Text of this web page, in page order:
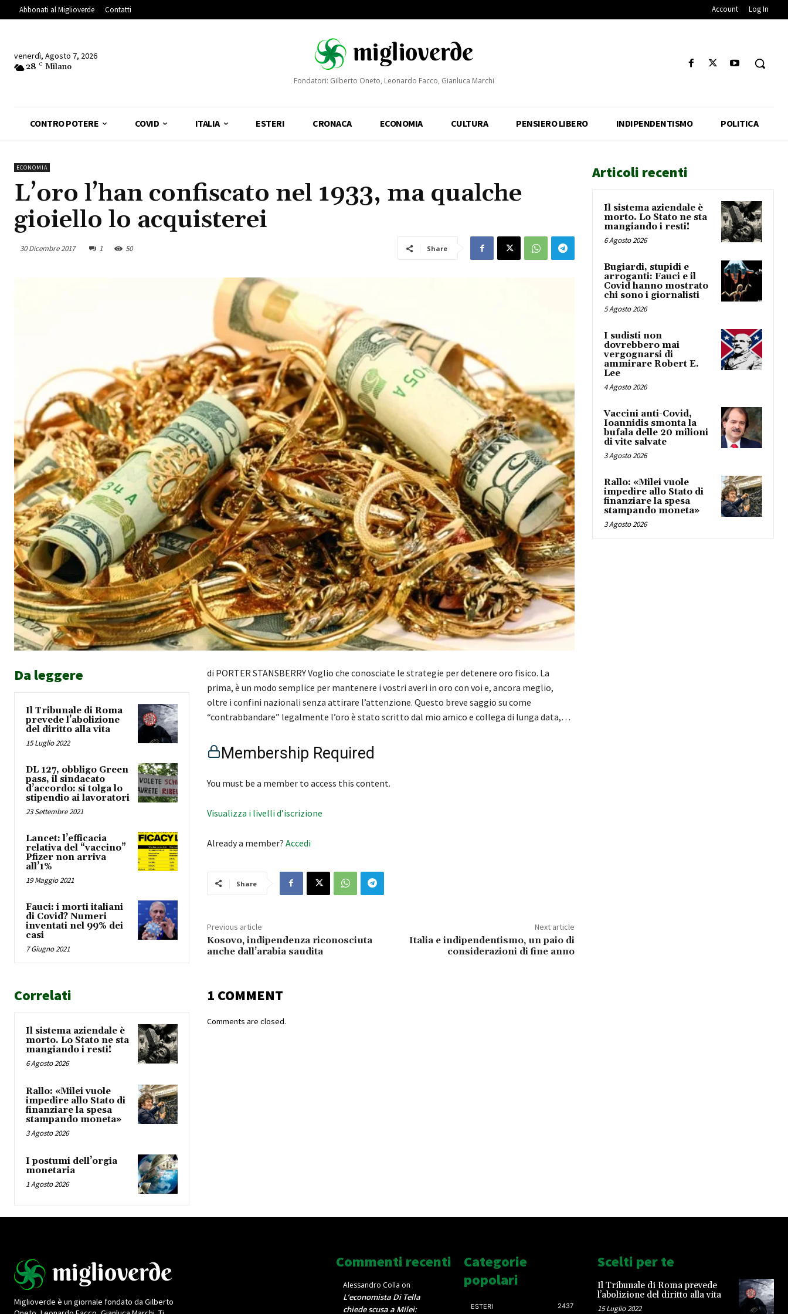
Abbonati al Miglioverde Contatti Account Log In
venerdì, Agosto 7, 2026
28 C Milano
Fondatori: Gilberto Oneto, Leonardo Facco, Gianluca Marchi
CONTRO POTERE COVID ITALIA ESTERI CRONACA ECONOMIA CULTURA PENSIERO LIBERO INDIPENDENTISMO POLITICA
ECONOMIA
L’oro l’han confiscato nel 1933, ma qualche
gioiello lo acquisterei
30 Dicembre 2017 1 50 Share
Da leggere
Il Tribunale di Roma
prevede l’abolizione
del diritto alla vita
15 Luglio 2022
DL 127, obbligo Green
pass, il sindacato
d’accordo: si tolga lo
stipendio ai lavoratori
23 Settembre 2021
Lancet: l’efficacia
relativa del “vaccino”
Pfizer non arriva
all’1%
19 Maggio 2021
Fauci: i morti italiani
di Covid? Numeri
inventati nel 99% dei
casi
7 Giugno 2021
di PORTER STANSBERRY Voglio che conosciate le strategie per detenere oro fisico. La
prima, è un modo semplice per mantenere i vostri averi in oro con voi e, ancora meglio,
oltre i confini nazionali senza attirare l’attenzione. Questo breve saggio su come
“contrabbandare” legalmente l’oro è stato scritto dal mio amico e collega di lunga data,…
Membership Required
You must be a member to access this content.
Visualizza i livelli d’iscrizione
Already a member? Accedi
Share
Previous article
Kosovo, indipendenza riconosciuta
anche dall’arabia saudita
Next article
Italia e indipendentismo, un paio di
considerazioni di fine anno
Correlati
Il sistema aziendale è
morto. Lo Stato ne sta
mangiando i resti!
6 Agosto 2026
Rallo: «Milei vuole
impedire allo Stato di
finanziare la spesa
stampando moneta»
3 Agosto 2026
I postumi dell’orgia
monetaria
1 Agosto 2026
1 COMMENT
Comments are closed.
Articoli recenti
Il sistema aziendale è
morto. Lo Stato ne sta
mangiando i resti!
6 Agosto 2026
Bugiardi, stupidi e
arroganti: Fauci e il
Covid hanno mostrato
chi sono i giornalisti
5 Agosto 2026
I sudisti non
dovrebbero mai
vergognarsi di
ammirare Robert E.
Lee
4 Agosto 2026
Vaccini anti-Covid,
Ioannidis smonta la
bufala delle 20 milioni
di vite salvate
3 Agosto 2026
Rallo: «Milei vuole
impedire allo Stato di
finanziare la spesa
stampando moneta»
3 Agosto 2026
Miglioverde è un giornale fondato da Gilberto
Commenti recenti
Alessandro Colla on
L’economista Di Tella
chiede scusa a Milei:
Categorie
popolari
ESTERI 2437
Scelti per te
Il Tribunale di Roma prevede
l’abolizione del diritto alla vita
15 Luglio 2022